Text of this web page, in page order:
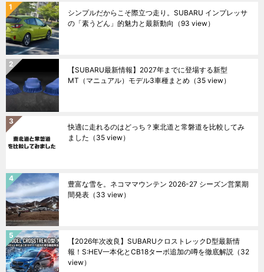
シンプルだからこそ際立つ走り。SUBARU インプレッサ
の「素うどん」的魅力と最新動向 （93 view）
【SUBARU最新情報】2027年までに登場する新型
MT（マニュアル）モデル3車種まとめ （35 view）
快適に走れるのはどっち？東北道と常磐道を比較してみ
ました （35 view）
豊富な雪を。ネコママウンテン 2026-27 シーズン営業期
間発表 （33 view）
【2026年次改良】SUBARUクロストレックD型最新情
報！S:HEV一本化とCB18ターボ追加の噂を徹底解説 （32
view）